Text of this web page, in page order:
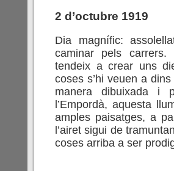
2 d’octubre 1919
Dia magnífic:
caminar pels
tendeix a crear uns
coses s’hi veuen a
manera dibuixada i
l’Empordà, aquesta
amples paisatges, a
l’airet sigui de
coses arriba a ser